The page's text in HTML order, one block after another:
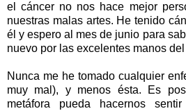
el cáncer no nos hace mejor
nuestras malas artes. He tenido
él y espero al mes de junio para
nuevo por las excelentes manos
Nunca me he tomado cualquier
muy mal), y menos ésta. Es
metáfora pueda hacernos